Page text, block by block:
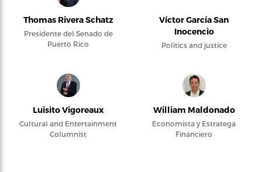
Thomas Rivera Schatz
Presidente del Senado de
Puerto Rico
Víctor García San
Inocencio
Politics and justice
Luisito Vigoreaux
Cultural and Entertainment
Columnist
William Maldonado
Economista y Estratega
Financiero